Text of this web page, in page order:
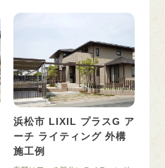
浜松市 LIXIL プラスG ア
ーチ ライティング 外構
施工例